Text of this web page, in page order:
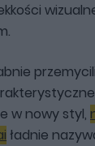
w nowy styl,
ładnie